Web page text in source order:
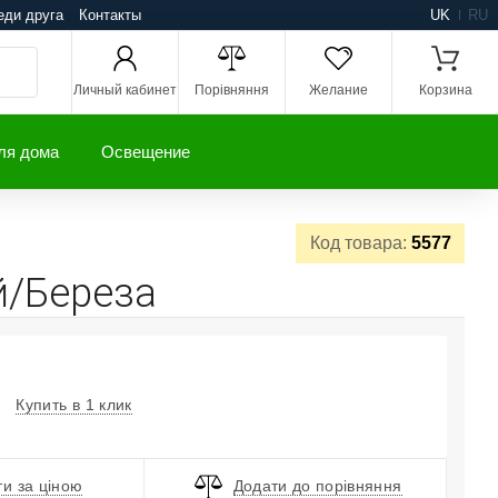
друга Контакты UK RU
Личный кабинет Порівняння Желание Корзина
дома Освещение
Код товара: 5577
Береза
Купить в 1 клик
за ціною Додати до порівняння